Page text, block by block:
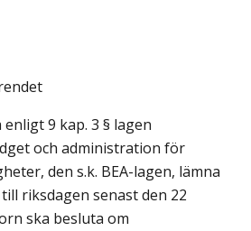
9 kap. 3 § lagen
och administration för
den s.k. BEA-lagen, lämna
riksdagen senast den 22
ska besluta om